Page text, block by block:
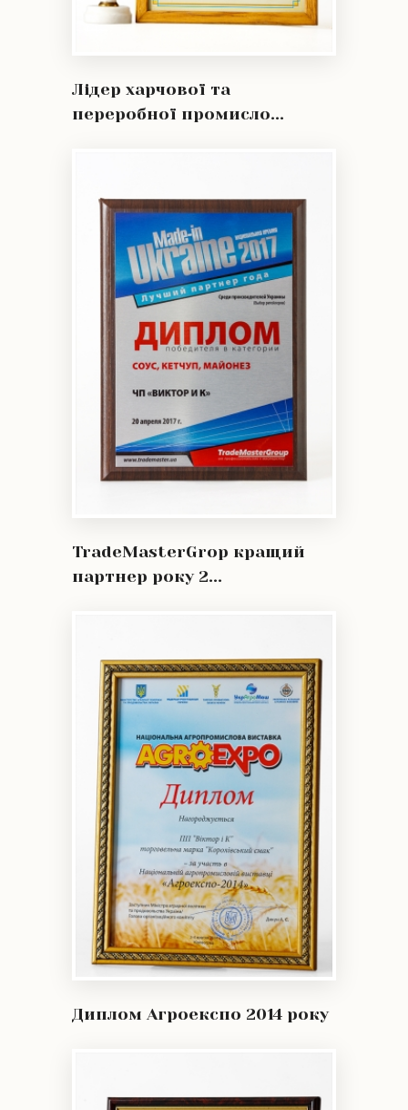
Лідер харчової та
переробної промисло...
TradeMasterGrop кращий
партнер року 2...
Диплом Агроекспо 2014 року